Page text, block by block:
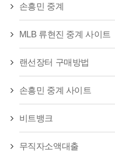
손흥민 중계
MLB 류현진 중계 사이트
랜선장터 구매방법
손흥민 중계 사이트
비트뱅크
무직자소액대출